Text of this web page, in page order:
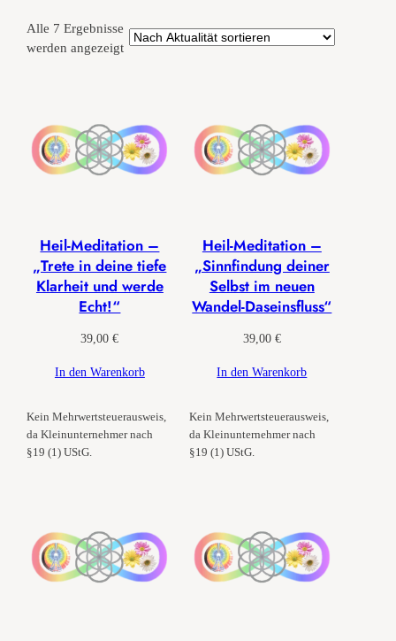
Alle 7 Ergebnisse
werden angezeigtNach
Heil-Meditation –
„Trete in deine tiefe
Klarheit und werde
Echt!“
39,00€
In den Warenkorb
Kein Mehrwertsteuerausweis,
da Kleinunternehmer nach
§19 (1) UStG.
Heil-Meditation –
„Sinnfindung deiner
Selbst im neuen
Wandel-Daseinsfluss“
39,00 €
In den Warenkorb
Kein Mehrwertsteuerausweis,
da Kleinunternehmer nach
§19 (1) UStG.